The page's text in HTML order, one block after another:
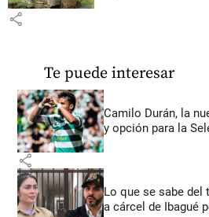
share
Te puede interesar
Camilo Durán, la
y opción para la
share
Lo que se sabe del
a cárcel de Ibagué